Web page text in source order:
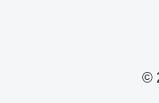
©